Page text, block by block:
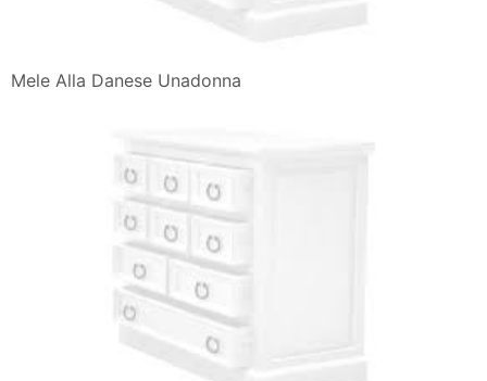
Mele Alla Danese Unadonna